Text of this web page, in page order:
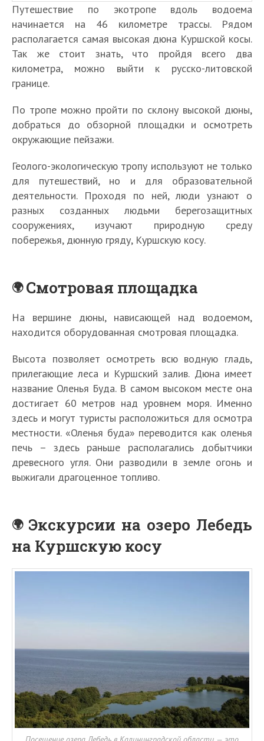
Путешествие по экотропе вдоль водоема
начинается на 46 километре трассы. Рядом
располагается самая высокая дюна Куршской косы.
Так же стоит знать, что пройдя всего два
километра, можно выйти к русско-литовской
границе.
По тропе можно пройти по склону высокой дюны,
добраться до обзорной площадки и осмотреть
окружающие пейзажи.
Геолого-экологическую тропу используют не только
для путешествий, но и для образовательной
деятельности. Проходя по ней, люди узнают о
разных созданных людьми берегозащитных
сооружениях, изучают природную среду
побережья, дюнную гряду, Куршскую косу.
Смотровая площадка
На вершине дюны, нависающей над водоемом,
находится оборудованная смотровая площадка.
Высота позволяет осмотреть всю водную гладь,
прилегающие леса и Куршский залив. Дюна имеет
название Оленья Буда. В самом высоком месте она
достигает 60 метров над уровнем моря. Именно
здесь и могут туристы расположиться для осмотра
местности. «Оленья буда» переводится как оленья
печь – здесь раньше располагались добытчики
древесного угля. Они разводили в земле огонь и
выжигали драгоценное топливо.
Экскурсии на озеро Лебедь
на Куршскую косу